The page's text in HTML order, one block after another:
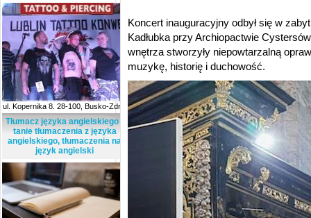
ul. Kopernika 8. 28-100, Busko-Zdrój
Tłumacz języka angielskiego -
tanie tłumaczenia z języka
angielskiego, tłumaczenia na
język angielski
Koncert inauguracyjny odbył się w
Kadłubka przy Archiopactwie
wnętrza stworzyły niepowtarzalną
muzykę, historię i duchowość.